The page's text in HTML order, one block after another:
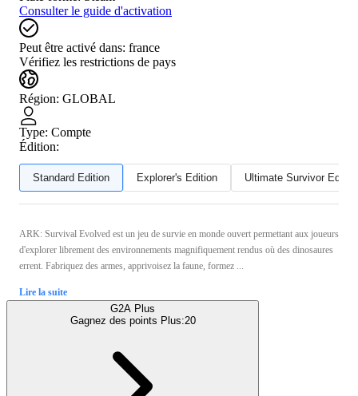
Consulter le guide d'activation
Peut être activé dans: france
Vérifiez les restrictions de pays
Région: GLOBAL
Type: Compte
Édition:
Standard Edition Explorer's Edition Ultimate Survivor
ARK: Survival Evolved est un jeu de survie en monde ouvert permettant aux joueurs
d'explorer librement des environnements magnifiquement rendus où des dinosaures
errent. Fabriquez des armes, apprivoisez la faune, formez ...
Lire la suite
G2A Plus
Gagnez des points Plus:20